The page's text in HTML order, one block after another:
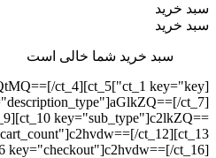
سبد خرید
سبد خرید
سبد خرید شما خالی است
ct_4][ct_5
ct_7]
key="sub_type"]c2lkZQ==
ct_12][ct_13
key="checkout"]c2hvdw==[/ct_16]